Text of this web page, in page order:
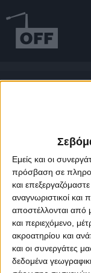
Εμείς και οι
πρόσβαση σε
και
αναγνωριστικοί
αποστέλλονται από
και περιεχόμενο,
ακροατηρίου και
και οι συνεργάτες
δεδομένα
About Offradio
Designed &